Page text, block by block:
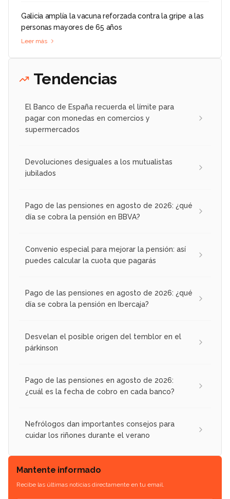
Galicia amplía la vacuna reforzada contra la gripe a las
personas mayores de 65 años
Leer más
Tendencias
El Banco de España recuerda el límite para
pagar con monedas en comercios y
supermercados
Devoluciones desiguales a los mutualistas
jubilados
Pago de las pensiones en agosto de 2026: ¿qué
día se cobra la pensión en BBVA?
Convenio especial para mejorar la pensión: así
puedes calcular la cuota que pagarás
Pago de las pensiones en agosto de 2026: ¿qué
día se cobra la pensión en Ibercaja?
Desvelan el posible origen del temblor en el
párkinson
Pago de las pensiones en agosto de 2026:
¿cuál es la fecha de cobro en cada banco?
Nefrólogos dan importantes consejos para
cuidar los riñones durante el verano
Mantente informado
Recibe las últimas noticias directamente en tu email.